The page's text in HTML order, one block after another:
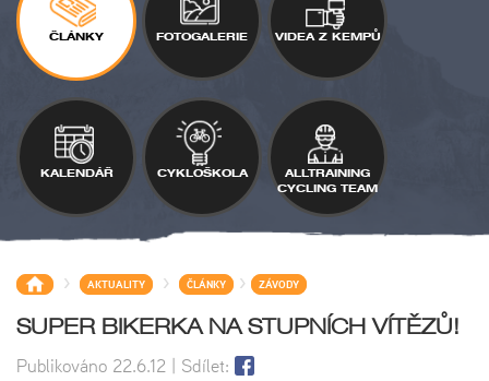
ČLÁNKY FOTOGALERIE VIDEA Z KEMPŮ
KALENDÁŘ CYKLOŠKOLA
ALLTRAINING
CYCLING TEAM
> AKTUALITY > ČLÁNKY > ZÁVODY
SUPER BIKERKA NA STUPNÍCH VÍTĚZŮ!
Publikováno 22.6.12 | Sdílet: